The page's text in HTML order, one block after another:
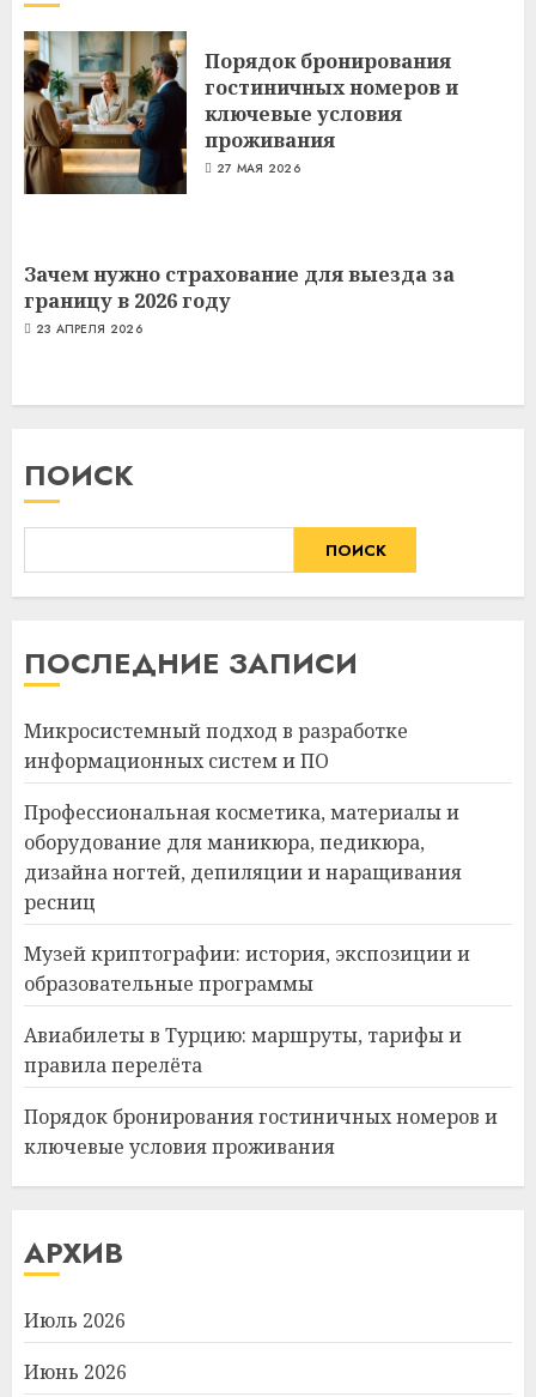
Порядок бронирования
гостиничных номеров и
ключевые условия
проживания
27 МАЯ 2026
Зачем нужно страхование для выезда за
границу в 2026 году
23 АПРЕЛЯ 2026
ПОИСК
ПОИСК
ПОСЛЕДНИЕ ЗАПИСИ
Микросистемный подход в разработке
информационных систем и ПО
Профессиональная косметика, материалы и
оборудование для маникюра, педикюра,
дизайна ногтей, депиляции и наращивания
ресниц
Музей криптографии: история, экспозиции и
образовательные программы
Авиабилеты в Турцию: маршруты, тарифы и
правила перелёта
Порядок бронирования гостиничных номеров и
ключевые условия проживания
АРХИВ
Июль 2026
Июнь 2026